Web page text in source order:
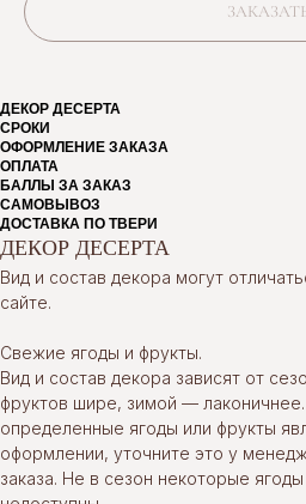
ДЕКОР ДЕСЕРТА
СРОКИ
ОФОРМЛЕНИЕ ЗАКАЗА
ОПЛАТА
БАЛЛЫ ЗА ЗАКАЗ
САМОВЫВОЗ
ДОСТАВКА ПО ТВЕРИ
ДЕКОР ДЕСЕРТА
Вид и состав декора могут
сайте.
Свежие ягоды и фрукты.
Вид и состав декора зависят от
фруктов шире, зимой —
определенные ягоды или фрукты
оформлении, уточните это у
заказа. Не в сезон некоторые